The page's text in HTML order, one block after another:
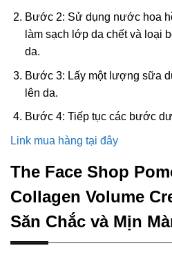
Bước 2: Sử dụng nước hoa
làm sạch lớp da chết và loại
da.
Bước 3: Lấy một lượng sữa
lên da.
Bước 4: Tiếp tục các bước
Link mua hàng tại đây
The Face Shop
Collagen Volume
Săn Chắc và Mịn